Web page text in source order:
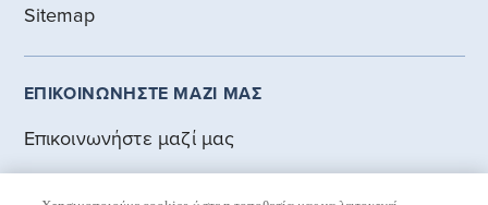
Sitemap
ΕΠΙΚΟΙΝΩΝΗΣΤΕ ΜΑΖΙ ΜΑΣ
Επικοινωνήστε μαζί μας